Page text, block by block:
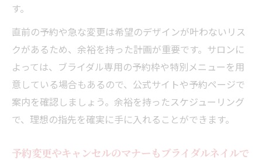
す。
直前の予約や急な変更は希望のデザインが叶わないリス
クがあるため、余裕を持った計画が重要です。サロンに
よっては、ブライダル専用の予約枠や特別メニューを用
意している場合もあるので、公式サイトや予約ページで
案内を確認しましょう。余裕を持ったスケジューリング
で、理想の指先を確実に手に入れることができます。
予約変更やキャンセルのマナーもブライダルネイルで